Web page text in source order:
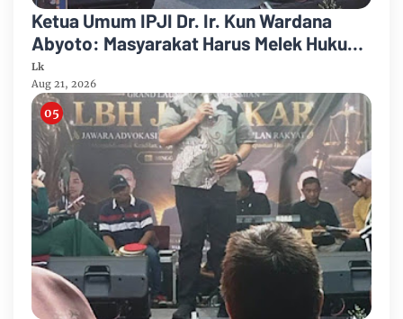
Ketua Umum IPJI Dr. Ir. Kun Wardana
Abyoto: Masyarakat Harus Melek Hukum
dan Melek Teknologi di Era AI
Lk
Aug 21, 2026